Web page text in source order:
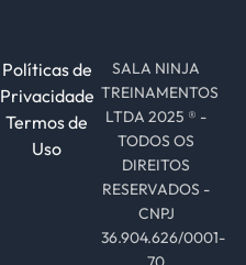
Políticas de
Privacidade
Termos de
Uso
SALA NINJA
TREINAMENTOS
LTDA 2025 ® -
TODOS OS
DIREITOS
RESERVADOS -
CNPJ
36.904.626/0001-